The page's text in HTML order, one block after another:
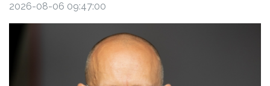
2026-08-06 09:47:00